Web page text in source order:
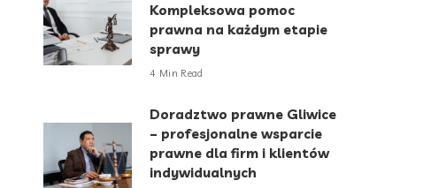
Kompleksowa pomoc
prawna na każdym etapie
sprawy
4 Min Read
Doradztwo prawne Gliwice
– profesjonalne wsparcie
prawne dla firm i klientów
indywidualnych